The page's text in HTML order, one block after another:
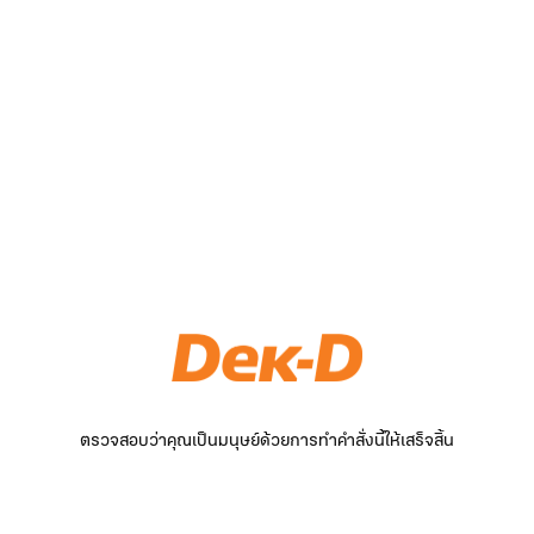
ตรวจสอบว่าคุณเป็นมนุษย์ด้วยการทำคำสั่งนี้ให้เสร็จสิ้น